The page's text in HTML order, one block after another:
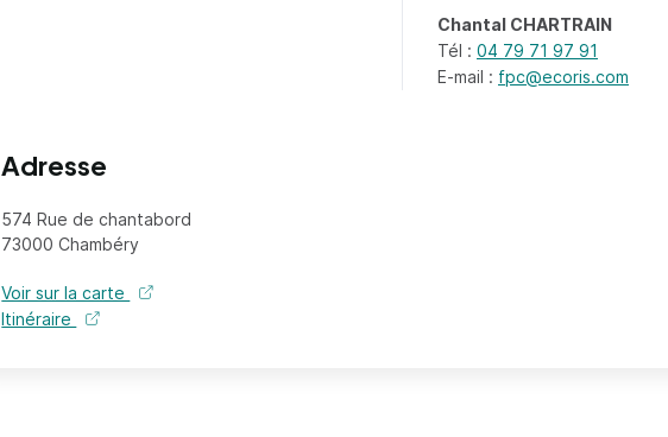
Chantal CHARTRAIN
Tél : 04 79 71 97 91
E-mail : fpc@ecoris.com
Adresse
574 Rue de chantabord
73000 Chambéry
Voir sur la carte
Itinéraire